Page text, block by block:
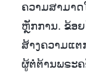
ຄວາມສາມາ
ຫຼັກການ. ຂ້ອຍ
ສ້າງຄວາມແຕ
ຜູ້ຕໍ່ຕ້ານພຣະ